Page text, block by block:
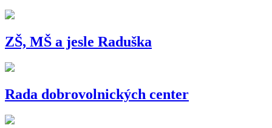
ZŠ, MŠ a jesle Raduška
Rada dobrovolnických center